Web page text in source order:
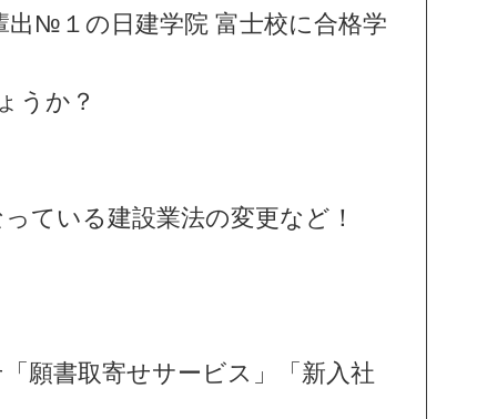
出№１の日建学院 富士校に合格学
うか？
ている建設業法の変更など！
願書取寄せサービス」「新入社